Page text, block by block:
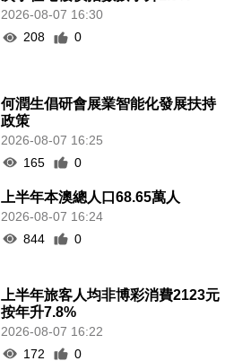
2026-08-07 16:30
208
0
何潤生倡研會展業智能化發展扶持
政策
2026-08-07 16:25
165
0
上半年本澳總人口68.65萬人
2026-08-07 16:24
844
0
上半年旅客人均非博彩消費2123元
按年升7.8%
2026-08-07 16:22
172
0